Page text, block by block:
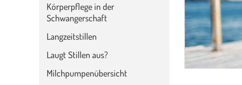
Körperpflege in der
Schwangerschaft
Langzeitstillen
Laugt Stillen aus?
Milchpumpenübersicht